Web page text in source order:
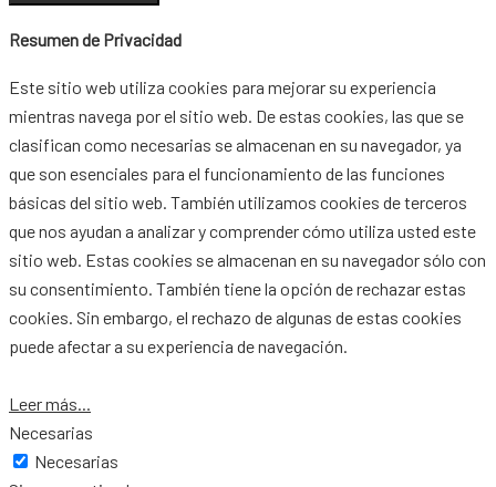
Resumen de Privacidad
Este sitio web utiliza cookies para mejorar su experiencia
mientras navega por el sitio web. De estas cookies, las que se
clasifican como necesarias se almacenan en su navegador, ya
que son esenciales para el funcionamiento de las funciones
básicas del sitio web. También utilizamos cookies de terceros
que nos ayudan a analizar y comprender cómo utiliza usted este
sitio web. Estas cookies se almacenan en su navegador sólo con
su consentimiento. También tiene la opción de rechazar estas
cookies. Sin embargo, el rechazo de algunas de estas cookies
puede afectar a su experiencia de navegación.
Leer más...
Necesarias
Necesarias